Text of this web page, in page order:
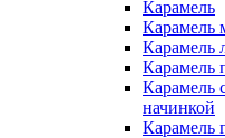
Карамель
Карамель
Карамель
Карамель
Карамель
начинкой
Карамель